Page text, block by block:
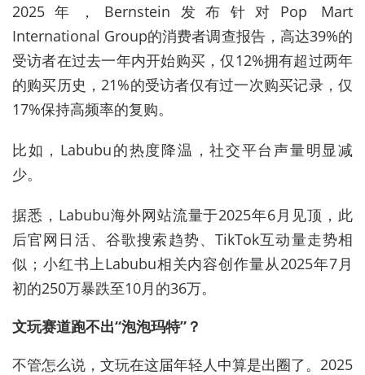
2025年，Bernstein发布针对Pop Mart
International Group的消费者调查报告，高达39%的
受访者在过去一年内开始购买，仅12%拥有超过两年
的购买历史，21%的受访者仅有过一次购买记录，仅
17%保持高频率的复购。
比如，Labubu的热度降温，社交平台声量明显减
少。
据悉，Labubu海外网站流量于2025年6月见顶，此
后官网日活、谷歌搜索趋势、TikTok互动量走势相
似；小红书上Labubu相关内容创作量从2025年7月
初的250万暴跌至10月的36万。
文玩赛道跑不出“泡泡玛特”？
不管怎么说，文玩在这届年轻人中算是出圈了。2025